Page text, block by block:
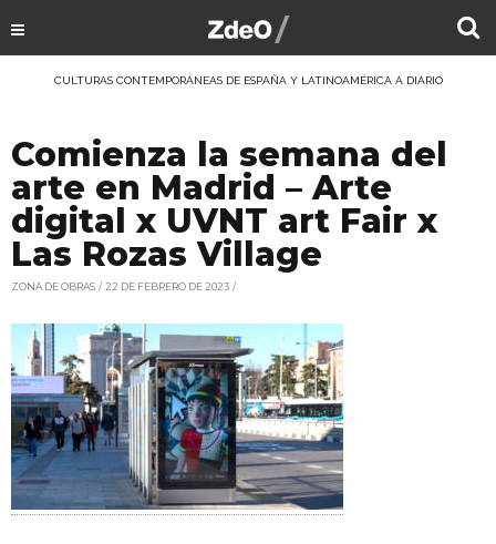
CULTURAS CONTEMPORÁNEAS DE ESPAÑA Y LATINOAMÉRICA A DIARIO
Comienza la semana del
arte en Madrid – Arte
digital x UVNT art Fair x
Las Rozas Village
ZONA DE OBRAS 22 DE FEBRERO DE 2023